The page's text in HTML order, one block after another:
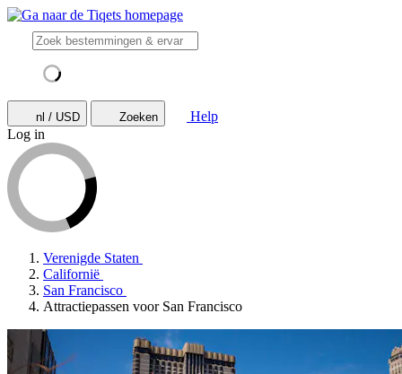
nl / USD Zoeken
Help
Log in
Verenigde Staten
Californië
San Francisco
Attractiepassen voor San Francisco